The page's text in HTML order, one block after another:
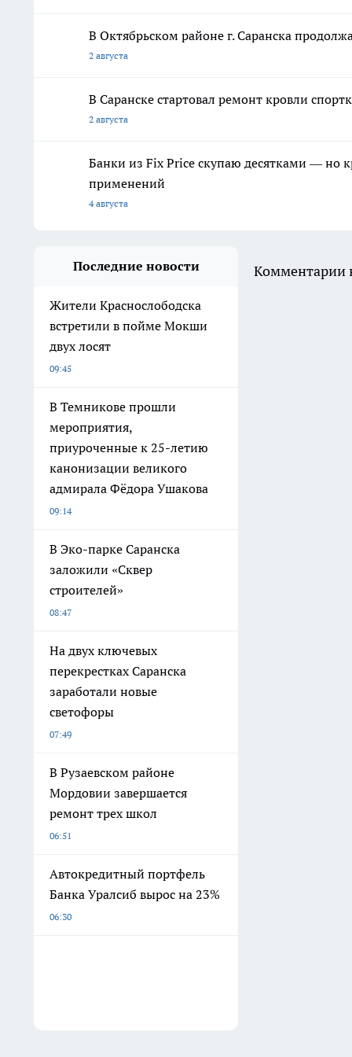
В Октябрьском районе г. Саранска
2 августа
В Саранске стартовал ремонт кровли
2 августа
Банки из Fix Price скупаю десятками — но
применений
4 августа
Последние новости
Жители Краснослободска
встретили в пойме Мокши
двух лосят
09:45
В Темникове прошли
мероприятия,
приуроченные к 25-летию
канонизации великого
адмирала Фёдора Ушакова
09:14
В Эко-парке Саранска
заложили «Сквер
строителей»
08:47
На двух ключевых
перекрестках Саранска
заработали новые
светофоры
07:49
В Рузаевском районе
Мордовии завершается
ремонт трех школ
06:51
Автокредитный портфель
Банка Уралсиб вырос на 23%
06:30
Комментарии